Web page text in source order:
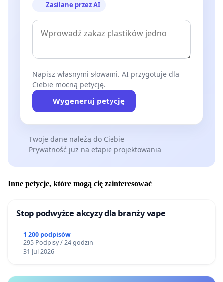
Zasilane przez AI
Napisz własnymi słowami. AI przygotuje dla
Ciebie mocną petycję.
Wygeneruj petycję
Twoje dane należą do Ciebie
Prywatność już na etapie projektowania
Inne petycje, które mogą cię zainteresować
Stop podwyżce akcyzy dla branży vape
1 200 podpisów
295 Podpisy / 24 godzin
31 Jul 2026